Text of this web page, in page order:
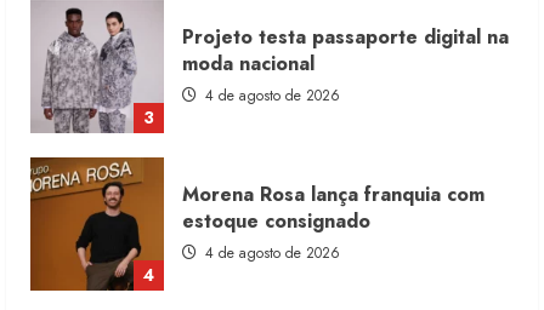
4
Morena Rosa lança franquia com
estoque consignado
4 de agosto de 2026
5
Mercosul-UE prevê transição longa
para vestuário
3 de agosto de 2026